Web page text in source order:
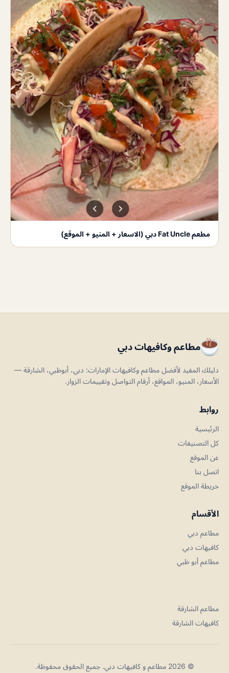
مطعم Fat Uncle دبي (الاسعار + المنيو + الموقع)
مطاعم وكافيهات دبي
دليلك المفيد لأفضل مطاعم وكافيهات الإمارات: دبي، أبوظبي، الشارقة —
الأسعار، المنيو، المواقع، أرقام التواصل وتقييمات الزوار.
روابط
الرئيسية
كل التصنيفات
عن الموقع
اتصل بنا
خريطة الموقع
الأقسام
مطاعم دبي
كافيهات دبي
مطاعم أبو ظبي
مطاعم الشارقة
كافيهات الشارقة
© 2026 مطاعم و كافيهات دبي. جميع الحقوق محفوظة.